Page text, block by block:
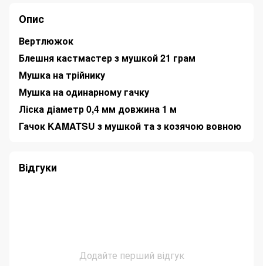
Опис
Вертлюжок
Блешня кастмастер з мушкой 21 грам
Мушка на трійнику
Мушка на одинарному гачку
Ліска діаметр 0,4 мм довжина 1 м
Гачок KAMATSU з мушкой та з козячою вовною
Відгуки
Додайте перший відгук